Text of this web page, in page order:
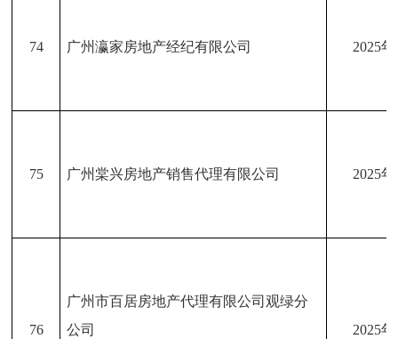
74 广州瀛家房地产经纪有限公司 2025
75 广州棠兴房地产销售代理有限公司 2025
76
广州市百居房地产代理有限公司观绿分
公司
2025